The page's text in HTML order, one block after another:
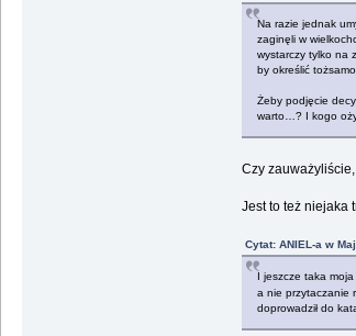
Na razie jednak
zaginęli w
wystarczy tylko na
by określić
Żeby podjęcie
warto…? I kogo
Czy
Jest to też niejaka
Cytat: ANIEL-a w
I jeszcze taka
a nie przytaczanie
doprowadził do